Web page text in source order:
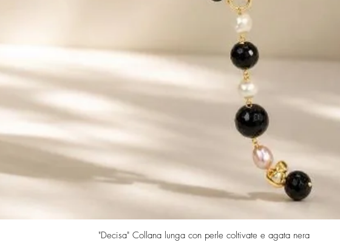
Quick View
"Decisa" Collana lunga con perle coltivate e agata nera